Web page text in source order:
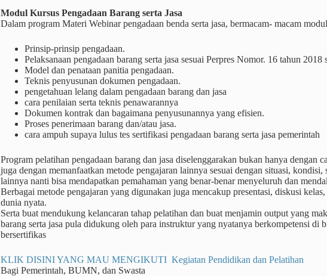
Modul Kursus Pengadaan Barang serta Jasa
Dalam program Materi Webinar pengadaan benda serta jasa, bermacam- macam
Prinsip-prinsip pengadaan.
Pelaksanaan pengadaan barang serta jasa sesuai Perpres Nomor. 16 tahun 2018
Model dan penataan panitia pengadaan.
Teknis penyusunan dokumen pengadaan.
pengetahuan lelang dalam pengadaan barang dan jasa
cara penilaian serta teknis penawarannya
Dokumen kontrak dan bagaimana penyusunannya yang efisien.
Proses penerimaan barang dan/atau jasa.
cara ampuh supaya lulus tes sertifikasi pengadaan barang serta jasa pemerintah
Program pelatihan pengadaan barang dan jasa diselenggarakan bukan hanya dengan
juga dengan memanfaatkan metode pengajaran lainnya sesuai dengan situasi, kondisi,
lainnya nanti bisa mendapatkan pemahaman yang benar-benar menyeluruh dan
Berbagai metode pengajaran yang digunakan juga mencakup presentasi, diskusi
dunia nyata.
Serta buat mendukung kelancaran tahap pelatihan dan buat menjamin output yang
barang serta jasa pula didukung oleh para instruktur yang nyatanya berkompetensi di
bersertifikas
KLIK DISINI YANG MAU MENGIKUTI Kegiatan Pendidikan dan Pelatihan
Bagi Pemerintah, BUMN, dan Swasta